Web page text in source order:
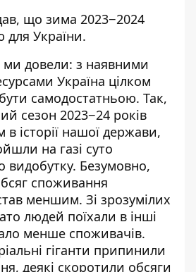
що зима 2023−2024
для України.
ми довели: з наявними
Україна цілком
самодостатньою. Так,
сезон 2023−24 років
історії нашої держави,
на газі суто
видобутку. Безумовно,
споживання
меншим. Зі зрозумілих
людей поїхали в інші
менше споживачів.
гіганти припинили
деякі скоротили обсяги